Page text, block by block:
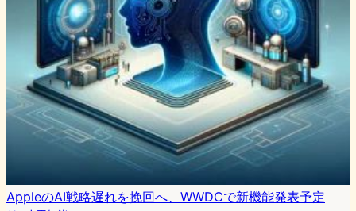
AppleのAI戦略遅れを挽回へ、WWDCで新機能発表予定